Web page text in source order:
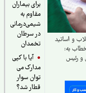
برای بیماران
مقاوم به
شیمی‌درمانی
در سرطان
تخمدان
آیا با کپی
مدارک می
توان سوار
قطار شد؟